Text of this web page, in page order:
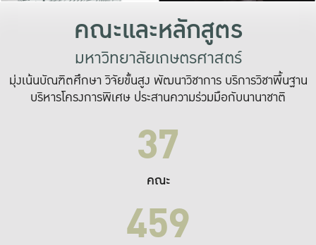
คณะและหลักสูตร
มหาวิทยาลัยเกษตรศาสตร์
มุ่งเน้นบัณฑิตศึกษา วิจัยขั้นสูง พัฒนาวิชาการ บริการวิชาพื้นฐาน
บริหารโครงการพิเศษ ประสานความร่วมมือกับนานาชาติ
37
คณะ
459